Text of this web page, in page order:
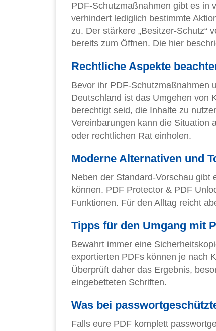
PDF-Schutzmaßnahmen gibt es in
verhindert lediglich bestimmte
zu. Der stärkere „Besitzer-Schutz“
bereits zum Öffnen. Die hier
Rechtliche Aspekte
Bevor ihr PDF-Schutzmaßnahmen
Deutschland ist das Umgehen von
berechtigt seid, die Inhalte zu
Vereinbarungen kann die Situation
oder rechtlichen Rat einholen.
Moderne Alternativen und
Neben der Standard-Vorschau gibt
können. PDF Protector & PDF
Funktionen. Für den Alltag reicht
Tipps für den Umgang mit
Bewahrt immer eine
exportierten PDFs können je nach
Überprüft daher das Ergebnis,
eingebetteten Schriften.
Was bei
Falls eure PDF komplett